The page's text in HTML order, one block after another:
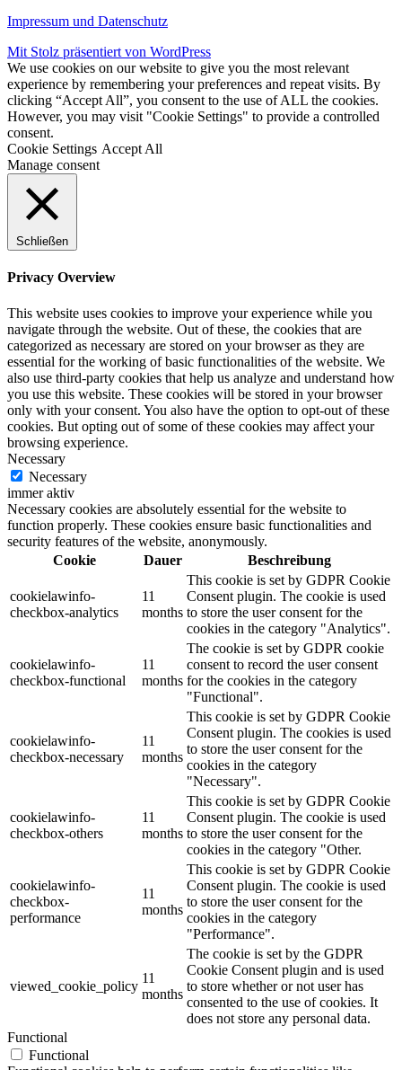
Impressum und Datenschutz
Mit Stolz präsentiert von WordPress
We use cookies on our website to give you the most relevant
experience by remembering your preferences and repeat visits. By
clicking “Accept All”, you consent to the use of ALL the cookies.
However, you may visit "Cookie Settings" to provide a controlled
consent.
Cookie Settings Accept All
Manage consent
Schließen
Privacy Overview
This website uses cookies to improve your experience while you
navigate through the website. Out of these, the cookies that are
categorized as necessary are stored on your browser as they are
essential for the working of basic functionalities of the website. We
also use third-party cookies that help us analyze and understand how
you use this website. These cookies will be stored in your browser
only with your consent. You also have the option to opt-out of these
cookies. But opting out of some of these cookies may affect your
browsing experience.
Necessary
Necessary
immer aktiv
Necessary cookies are absolutely essential for the website to
function properly. These cookies ensure basic functionalities and
security features of the website, anonymously.
Cookie
Dauer Beschreibung
cookielawinfo-
checkbox-analytics
11
months
This cookie is set by GDPR Cookie
Consent plugin. The cookie is used
to store the user consent for the
cookies in the category "Analytics".
cookielawinfo-
checkbox-functional
11
months
The cookie is set by GDPR cookie
consent to record the user consent
for the cookies in the category
"Functional".
cookielawinfo-
checkbox-necessary
11
months
This cookie is set by GDPR Cookie
Consent plugin. The cookies is used
to store the user consent for the
cookies in the category
"Necessary".
cookielawinfo-
checkbox-others
11
months
This cookie is set by GDPR Cookie
Consent plugin. The cookie is used
to store the user consent for the
cookies in the category "Other.
cookielawinfo-
checkbox-
performance
11
months
This cookie is set by GDPR Cookie
Consent plugin. The cookie is used
to store the user consent for the
cookies in the category
"Performance".
viewed_cookie_policy
11
months
The cookie is set by the GDPR
Cookie Consent plugin and is used
to store whether or not user has
consented to the use of cookies. It
does not store any personal data.
Functional
Functional